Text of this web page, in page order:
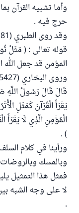
وأما تشبيه القرآن
حرج فيه .
قوله تعالى : ( مَثَلُ
المؤمن قد جعل
قَالَ قَالَ رَسُولُ اللَّهِ
يَقْرَأُ الْقُرْآنَ كَمَثَلِ
الْمُؤْمِنِ الَّذِي لَا يَقْرَأُ
) .
ورأينا في كلام
وبالمسك
فمثل هذا التمثيل
لا على وجه الشبه
.